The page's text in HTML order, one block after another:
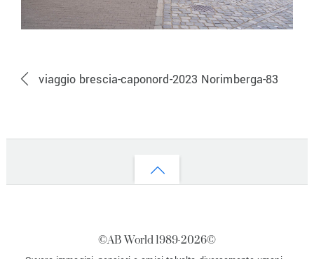
viaggio brescia-caponord-2023 Norimberga-83
Back
©AB World 1989-2026©